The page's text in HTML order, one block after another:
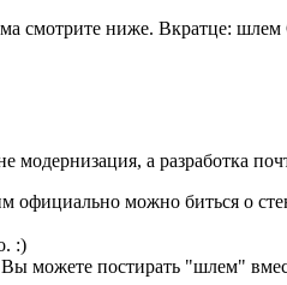
ниже. Вкратце: шлем
а разработка
можно биться о
:)
можете постирать "шлем"